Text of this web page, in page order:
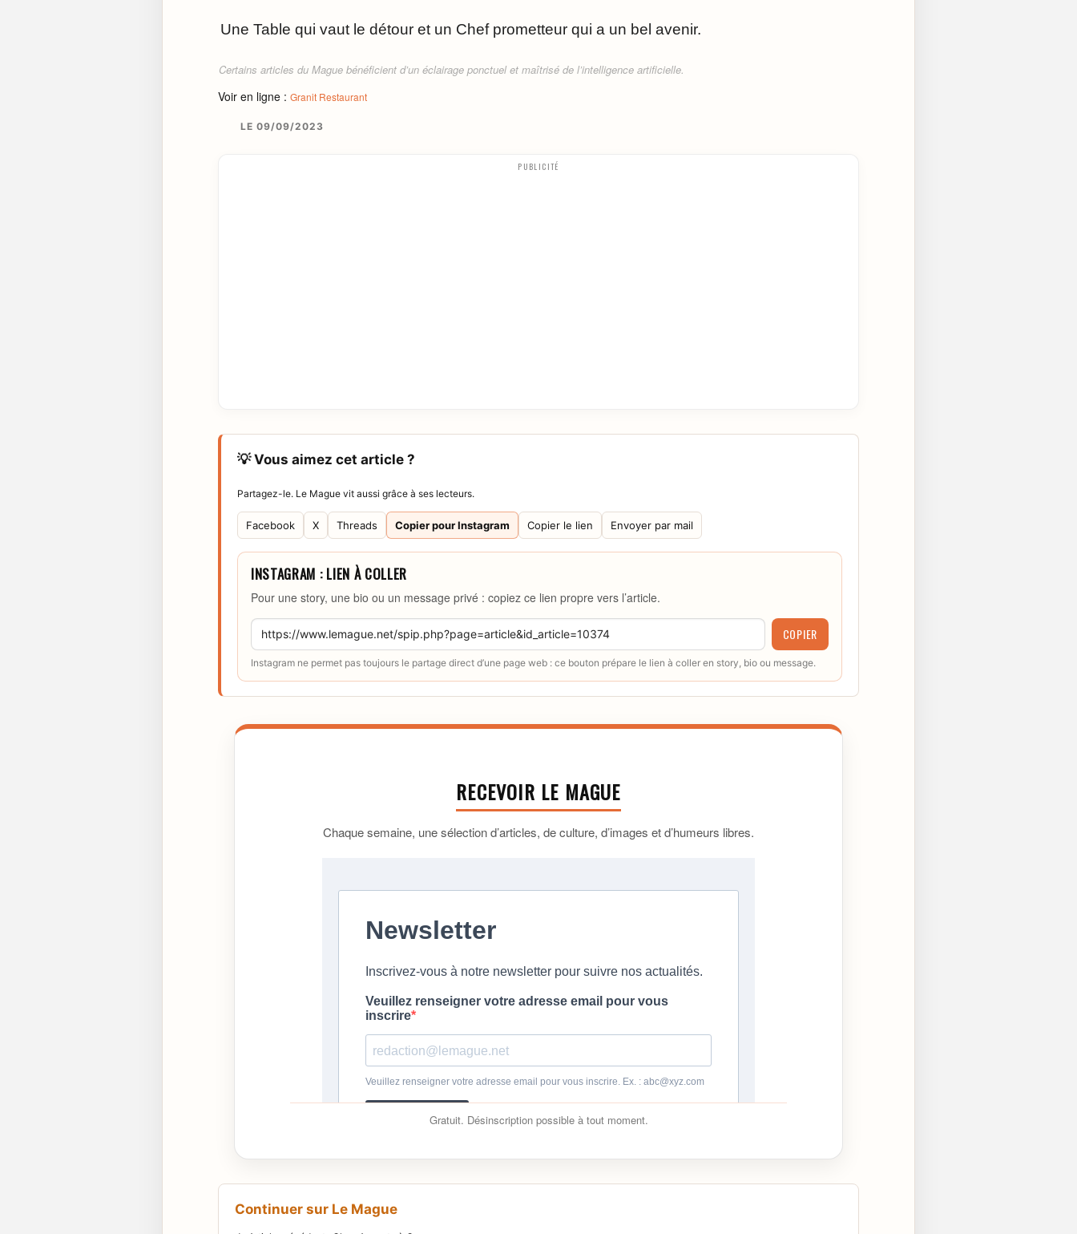
Une Table qui vaut le détour et un Chef prometteur qui a un bel avenir.
Certains articles du Mague bénéficient d’un éclairage ponctuel et maîtrisé de l’intelligence artificielle.
Voir en ligne : Granit Restaurant
LE 09/09/2023
PUBLICITÉ
💡 Vous aimez cet article ?
Partagez-le. Le Mague vit aussi grâce à ses lecteurs.
Facebook X Threads Copier pour Instagram Copier le lien Envoyer par mail
INSTAGRAM : LIEN À COLLER
Pour une story, une bio ou un message privé : copiez ce lien propre vers l’article.
COPIER
Instagram ne permet pas toujours le partage direct d’une page web : ce bouton prépare le lien à coller en story, bio ou message.
RECEVOIR LE MAGUE
Chaque semaine, une sélection d’articles, de culture, d’images et d’humeurs libres.
Gratuit. Désinscription possible à tout moment.
Continuer sur Le Mague